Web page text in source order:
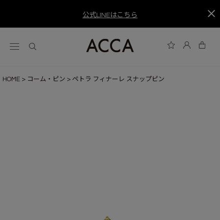
公式LINEはこちら
HOME コーム・ピン ペトラ フィナーレ スナップピン